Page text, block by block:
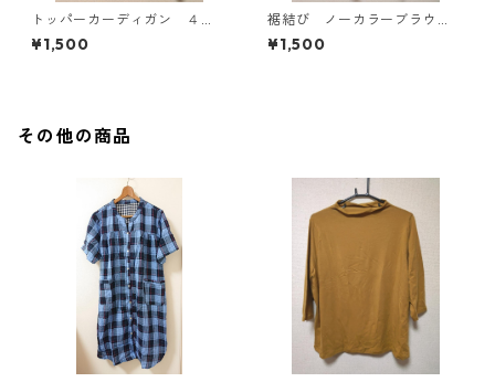
トッパーカーディガン ４
Ｌ グレー KAE-4814
¥1,500
裾結び ノーカラーブラウ
ス ３Ｌ アイボリー KAE-
4813
¥1,500
その他の商品